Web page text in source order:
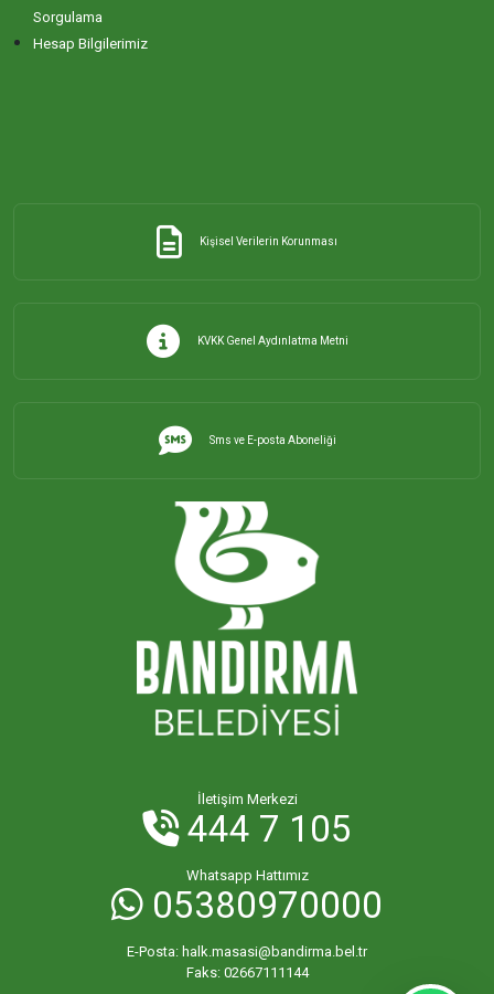
Sorgulama
Hesap Bilgilerimiz
Kişisel Verilerin Korunması
KVKK Genel Aydınlatma Metni
Sms ve E-posta Aboneliği
İletişim Merkezi
444 7 105
Whatsapp Hattımız
05380970000
E-Posta: halk.masasi@bandirma.bel.tr
Faks: 02667111144